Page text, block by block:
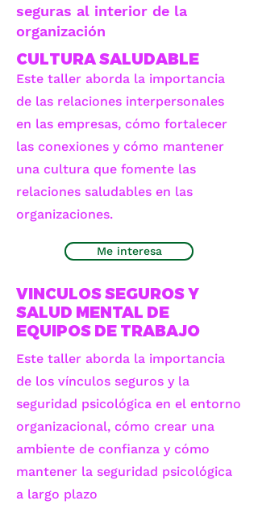
seguras al interior de la
organización
CULTURA SALUDABLE
Este taller aborda la importancia
de las relaciones interpersonales
en las empresas, cómo fortalecer
las conexiones y cómo mantener
una cultura que fomente las
relaciones saludables en las
organizaciones.
Me interesa
VINCULOS SEGUROS Y
SALUD MENTAL DE
EQUIPOS DE TRABAJO
Este taller aborda la importancia
de los vínculos seguros y la
seguridad psicológica en el entorno
organizacional, cómo crear una
ambiente de confianza y cómo
mantener la seguridad psicológica
a largo plazo